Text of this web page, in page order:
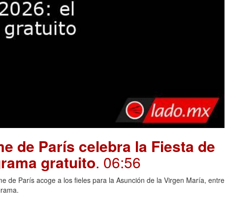
de París celebra la Fiesta de
gratuito. 06:56
de París acoge a los fieles para la Asunción de la Virgen María, entre